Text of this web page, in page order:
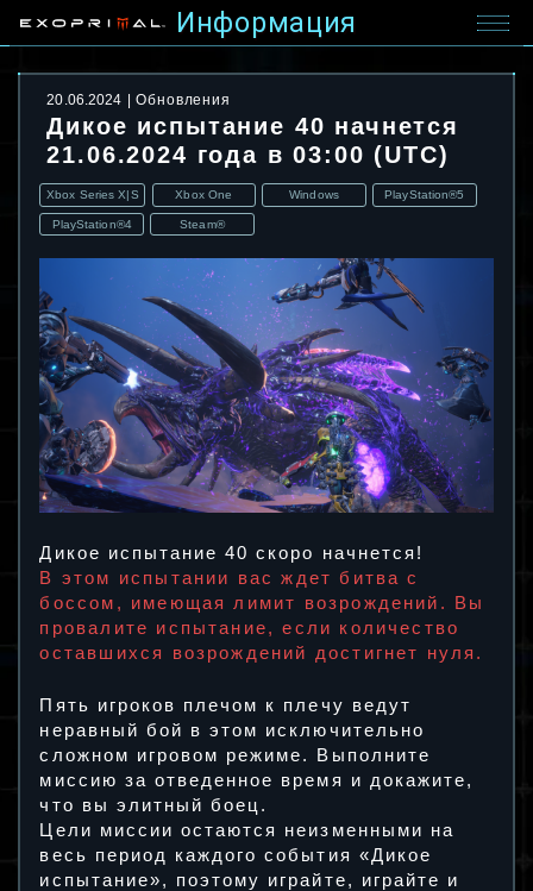
Информация
20.06.2024 Обновления
Дикое испытание 40 начнется
21.06.2024 года в 03:00 (UTC)
Xbox Series X|S Xbox One Windows PlayStation®5
PlayStation®4 Steam®
Дикое испытание 40 скоро начнется!
В этом испытании вас ждет битва с
боссом, имеющая лимит возрождений. Вы
провалите испытание, если количество
оставшихся возрождений достигнет нуля.
Пять игроков плечом к плечу ведут
неравный бой в этом исключительно
сложном игровом режиме. Выполните
миссию за отведенное время и докажите,
что вы элитный боец.
Цели миссии остаются неизменными на
весь период каждого события «Дикое
испытание», поэтому играйте, играйте и